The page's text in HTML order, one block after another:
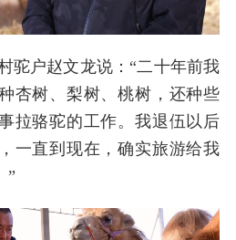
驼户赵文龙说：“二十年前我
杏树、梨树、桃树，还种些
拉骆驼的工作。我退伍以后
一直到现在，确实旅游给我
”